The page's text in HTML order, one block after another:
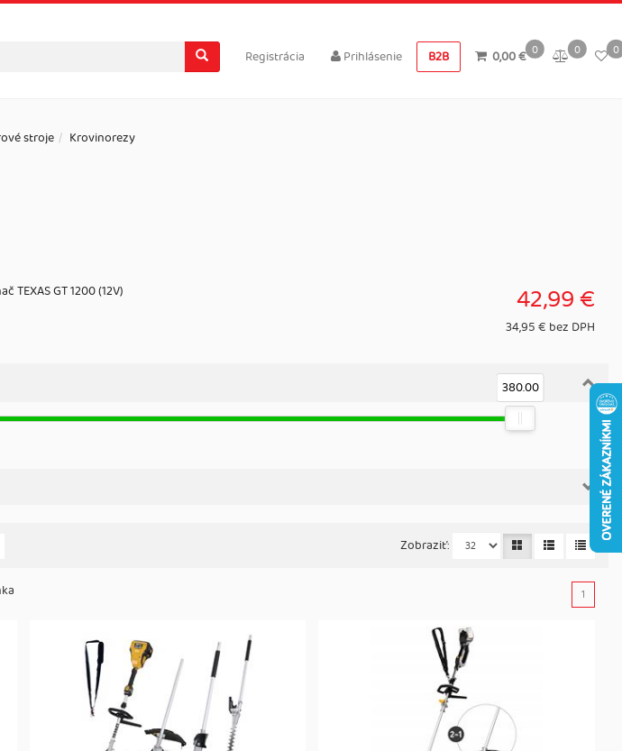
0
0,00 € 0 0
B2B
Registrácia Prihlásenie
stroje Krovinorezy
TEXAS GT 1200 (12V) 42,99 €
34,95 € bez DPH
380.00
Zobraziť:
1